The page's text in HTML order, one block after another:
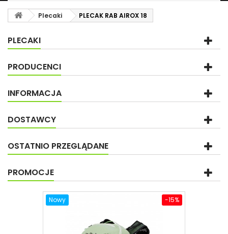
Plecaki PLECAK RAB AIROX 18
PLECAKI
PRODUCENCI
INFORMACJA
DOSTAWCY
OSTATNIO PRZEGLĄDANE
PROMOCJE
Nowy -15%